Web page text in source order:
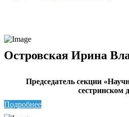
Островская Ирина
Председатель секции
сестринском
Подробнее